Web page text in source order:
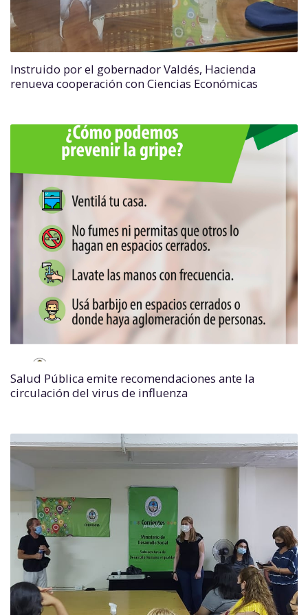
Instruido por el gobernador Valdés, Hacienda
renueva cooperación con Ciencias Económicas
Salud Pública emite recomendaciones ante la
circulación del virus de influenza